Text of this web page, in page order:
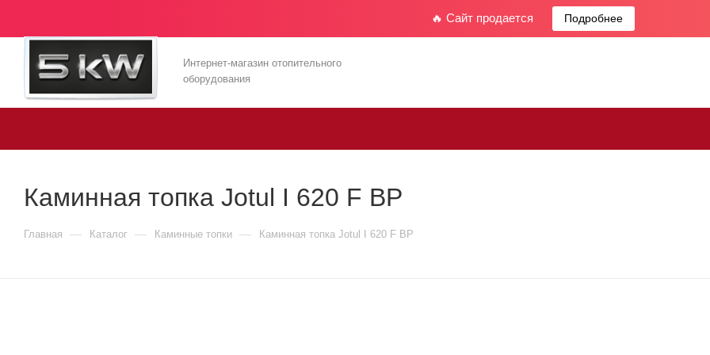
🔥 Сайт продается Подробнее
Интернет-магазин отопительного
оборудования
Каминная топка Jotul I 620 F BP
Главная — Каталог — Каминные топки — Каминная топка Jotul I 620 F BP